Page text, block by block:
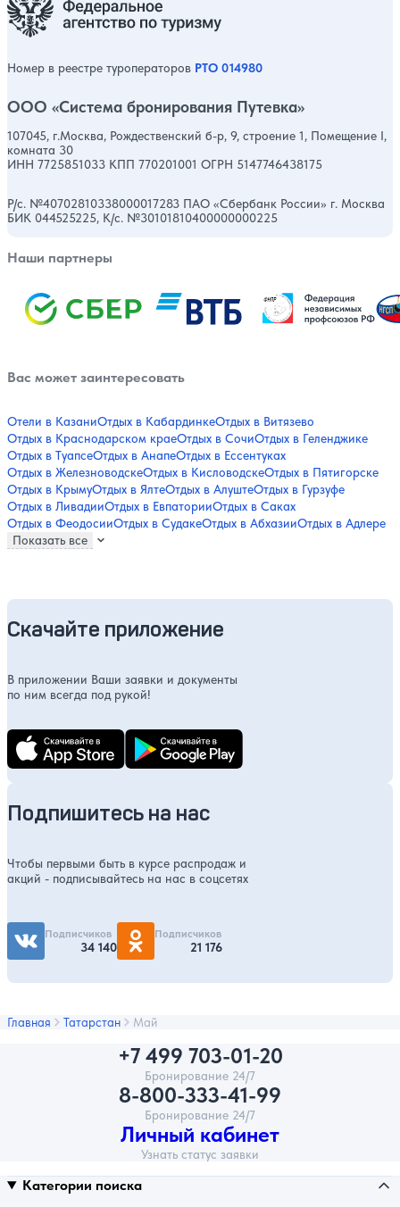
Номер в реестре туроператоров РТО 014980
ООО «Система бронирования Путевка»
107045, г.Москва, Рождественский б-р, 9, строение 1, Помещение I,
комната 30
ИНН 7725851033 КПП 770201001 ОГРН 5147746438175
Р/с. №40702810338000017283 ПАО «Сбербанк России» г. Москва
БИК 044525225, К/с. №30101810400000000225
Наши партнеры
Вас может заинтересовать
Отели в КазаниОтдых в КабардинкеОтдых в Витязево
Отдых в Краснодарском краеОтдых в СочиОтдых в Геленджике
Отдых в ТуапсеОтдых в АнапеОтдых в Ессентуках
Отдых в ЖелезноводскеОтдых в КисловодскеОтдых в Пятигорске
Отдых в КрымуОтдых в ЯлтеОтдых в АлуштеОтдых в Гурзуфе
Отдых в ЛивадииОтдых в ЕвпаторииОтдых в Саках
Отдых в ФеодосииОтдых в СудакеОтдых в АбхазииОтдых в Адлере
Показать все
Скачайте приложение
В приложении Ваши заявки и документы
по ним всегда под рукой!
Подпишитесь на нас
Чтобы первыми быть в курсе распродаж и
акций - подписывайтесь на нас в соцсетях
Подписчиков
34 140
Подписчиков
21 176
Главная Татарстан Май
+7 499 703-01-20
Бронирование 24/7
8-800-333-41-99
Бронирование 24/7
Личный кабинет
Узнать статус заявки
Категории поиска